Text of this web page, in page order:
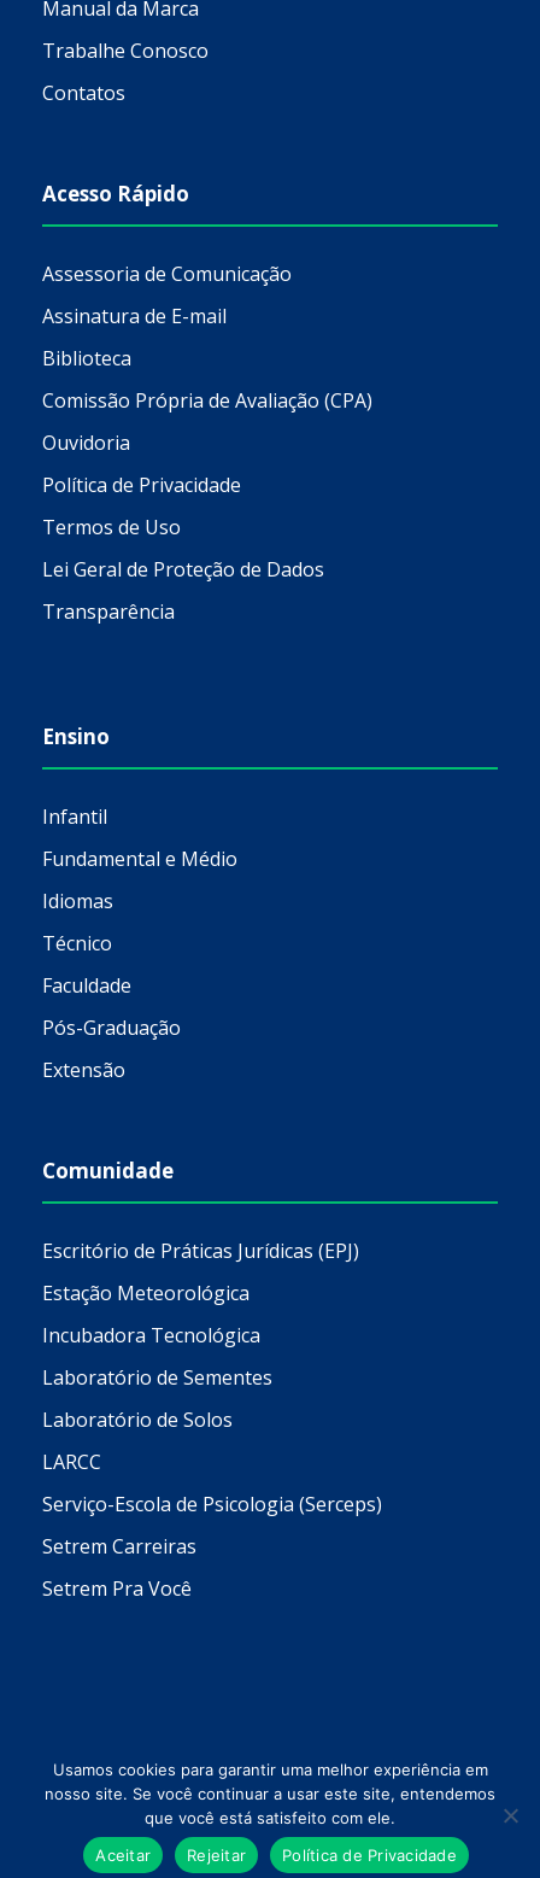
Manual da Marca
Trabalhe Conosco
Contatos
Acesso Rápido
Assessoria de Comunicação
Assinatura de E-mail
Biblioteca
Comissão Própria de Avaliação (CPA)
Ouvidoria
Política de Privacidade
Termos de Uso
Lei Geral de Proteção de Dados
Transparência
Ensino
Infantil
Fundamental e Médio
Idiomas
Técnico
Faculdade
Pós-Graduação
Extensão
Comunidade
Escritório de Práticas Jurídicas (EPJ)
Estação Meteorológica
Incubadora Tecnológica
Laboratório de Sementes
Laboratório de Solos
LARCC
Serviço-Escola de Psicologia (Serceps)
Setrem Carreiras
Setrem Pra Você
Todos os direitos reservados © 2026 Setrem
Usamos cookies para garantir uma melhor experiência em
nosso site. Se você continuar a usar este site, entendemos
que você está satisfeito com ele.
Aceitar
Rejeitar Política de Privacidade